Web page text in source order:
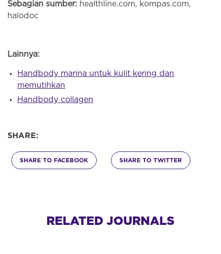
Sebagian sumber: healthline.com, kompas.com,
halodoc
Lainnya:
Handbody marina untuk kulit kering dan
memutihkan
Handbody collagen
SHARE:
SHARE TO FACEBOOK SHARE TO TWITTER
RELATED JOURNALS